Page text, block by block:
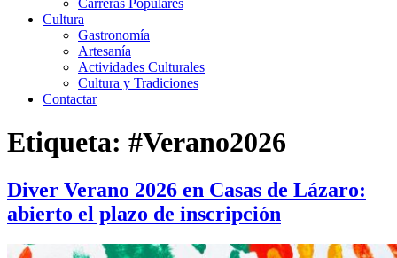
Carreras Populares
Cultura
Gastronomía
Artesanía
Actividades Culturales
Cultura y Tradiciones
Contactar
Etiqueta: #Verano2026
Diver Verano 2026 en Casas de Lázaro:
abierto el plazo de inscripción